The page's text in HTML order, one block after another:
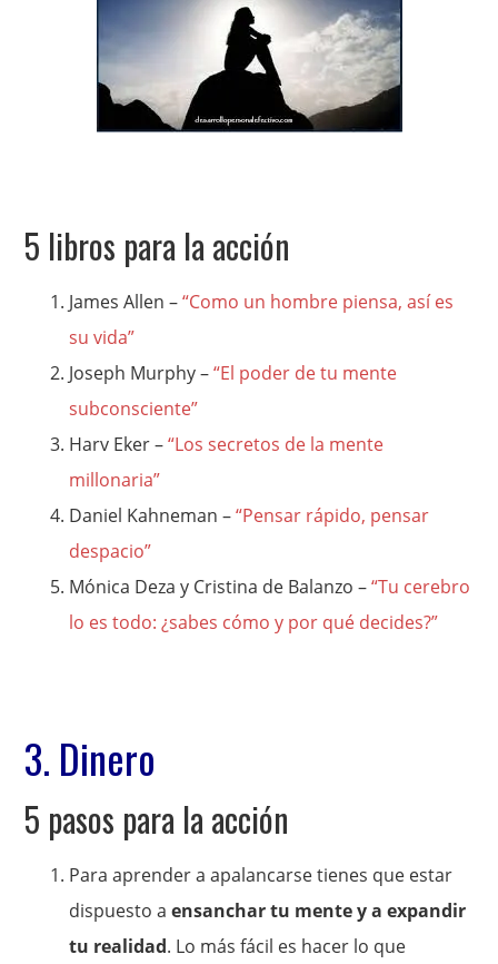
5 libros para la acción
James Allen –“Como un hombre piensa, así es
su vida”
Joseph Murphy –“El poder de tu mente
subconsciente”
Harv Eker –“Los secretos de la mente
millonaria”
Daniel Kahneman –“Pensar rápido, pensar
despacio”
Mónica Deza y Cristina de Balanzo –“Tu cerebro
lo es todo: ¿sabes cómo y por qué decides?”
3. Dinero
5 pasos para la acción
Para aprender a apalancarse tienes que estar
dispuesto aensanchar tu mente y a expandir
tu realidad. Lo más fácil es hacer lo que